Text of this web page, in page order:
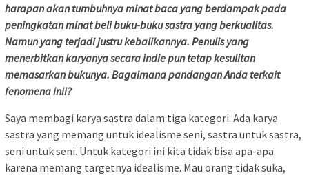
harapan akan tumbuhnya minat baca yang berdampak pada
peningkatan minat beli buku-buku sastra yang berkualitas.
Namun yang terjadi justru kebalikannya. Penulis yang
menerbitkan karyanya secara indie pun tetap kesulitan
memasarkan bukunya. Bagaimana pandangan Anda terkait
fenomena inii?
Saya membagi karya sastra dalam tiga kategori. Ada karya
sastra yang memang untuk idealisme seni, sastra untuk sastra,
seni untuk seni. Untuk kategori ini kita tidak bisa apa-apa
karena memang targetnya idealisme. Mau orang tidak suka,